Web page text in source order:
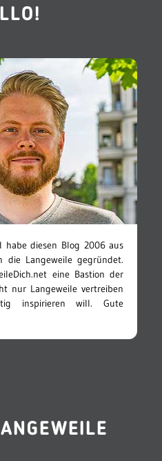
habe diesen Blog 2006 aus
die Langeweile gegründet.
eine Bastion der
nur Langeweile vertreiben
inspirieren will. Gute